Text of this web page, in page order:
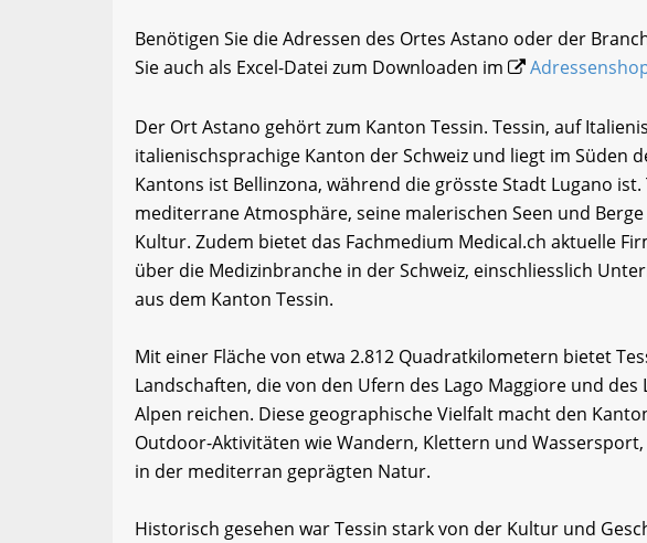
Benötigen Sie die Adressen des Ortes Astano oder der
Sie auch als Excel-Datei zum Downloaden im
Der Ort Astano gehört zum Kanton Tessin. Tessin, auf
italienischsprachige Kanton der Schweiz und liegt im Süden
Kantons ist Bellinzona, während die grösste Stadt Lugano
mediterrane Atmosphäre, seine malerischen Seen und
Kultur. Zudem bietet das Fachmedium Medical.ch aktuelle
über die Medizinbranche in der Schweiz, einschliesslich
aus dem Kanton Tessin.
Mit einer Fläche von etwa 2.812 Quadratkilometern bietet
Landschaften, die von den Ufern des Lago Maggiore und
Alpen reichen. Diese geographische Vielfalt macht den
Outdoor-Aktivitäten wie Wandern, Klettern und
in der mediterran geprägten Natur.
Historisch gesehen war Tessin stark von der Kultur und